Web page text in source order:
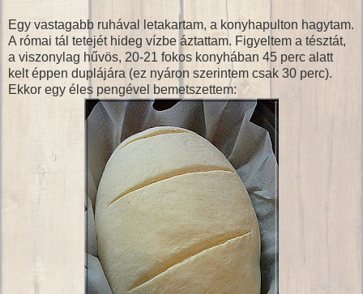
Egy vastagabb ruhával letakartam, a konyhapulton hagytam.
A római tál tetejét hideg vízbe áztattam. Figyeltem a tésztát,
a viszonylag hűvös, 20-21 fokos konyhában 45 perc alatt
kelt éppen duplájára (ez nyáron szerintem csak 30 perc).
Ekkor egy éles pengével bemetszettem: